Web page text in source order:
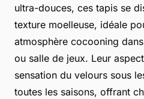
ultra-douces, ces tapis se
texture moelleuse, idéale
atmosphère cocooning
ou salle de jeux. Leur
sensation du velours sous
toutes les saisons, offrant